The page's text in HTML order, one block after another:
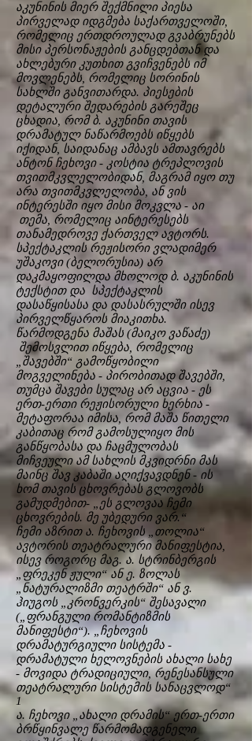
აკუნინის მიერ შექმნილი პიესა
პირველად იდგმება საქართველოში,
რომელიც ერთდროულად გვაბრუნებს
მისი პერსონაჟების განცდებთან და
ახლებური კუთხით გვიჩვენებს იმ
მოვლენებს, რომელიც სორინის
სახლში განვითარდა. პიესების
დეტალური შედარების გარეშეც
ცხადია, რომ ბ. აკუნინი თავის
დრამატულ ნაწარმოებს იწყებს
იქიდან, საიდანაც ამბავს ამთავრებს
ანტონ ჩეხოვი - კოსტია ტრეპლოვის
თვითმკვლელობიდან, მაგრამ იყო თუ
არა თვითმკვლელობა, ან ვის
ინტერესში იყო მისი მოკვლა - აი
თემა, რომელიც აინტერესებს
თანამედროვე ქართველ ავტორს.
სპექტაკლის რეჟისორი ვლადიმერ
უშაკოვი (ბელორუსია) არ
დაკმაყოფილდა მხოლოდ ბ. აკუნინის
ტექსტით და სპექტაკლის
დასაწყისასა და დასასრულში ისევ
პირველწყაროს მიაკითხა.
წარმოდგენა მაშას (მაიკო ვაწაძე)
შემოსვლით იწყება, რომელიც
„შავებში“ გამოწყობილი
მოგველინება - პირობითად შავებში,
თუმცა შავები სულაც არ აცვია - ეს
ერთ-ერთი რეჟისორული ხერხია -
მეტაფორაა იმისა, რომ მაშა წითელი
კაბითაც რომ გამოსულიყო მის
განწყობასა და ჩაცმულობას
მიჩვეული ამ სახლის მკვიდრნი მას
მაინც შავ კაბაში აღიქვავდნენ - ის
ხომ თავის ცხოვრებას გლოვობს
გამუდმებით- „ეს გლოვაა ჩემი
ცხოვრების. მე უბედური ვარ.“
ჩემი აზრით ა. ჩეხოვის „თოლია“
ავტორის თეატრალური მანიფესტია,
ისევ როგორც მაგ. ა. სტრინბერგის
„ფრეკენ ჟული“ ან ე. ზოლას
„ნატურალიზმი თეატრში“ ან ვ.
ჰიუგოს „კრონვერკის“ შესავალი
(„ფრანგული რომანტიზმის
მანიფესტი“). „ჩეხოვის
დრამატურგიული სისტემა -
დრამატული ხელოვნების ახალი სახე
- მოვიდა ტრადიციული, რენესანსული
თეატრალური სისტემის სანაცვლოდ“
1
ა. ჩეხოვი „ახალი დრამის“ ერთ-ერთი
ბრწყინვალე წარმომადგენელი